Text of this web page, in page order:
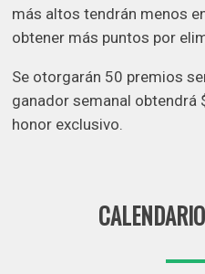
más altos tendrán menos
obtener más puntos por
Se otorgarán 50 premios
ganador semanal obtendrá
honor exclusivo.